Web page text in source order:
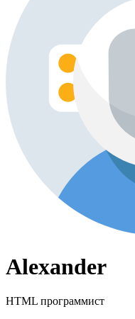
Alexander
HTML программист